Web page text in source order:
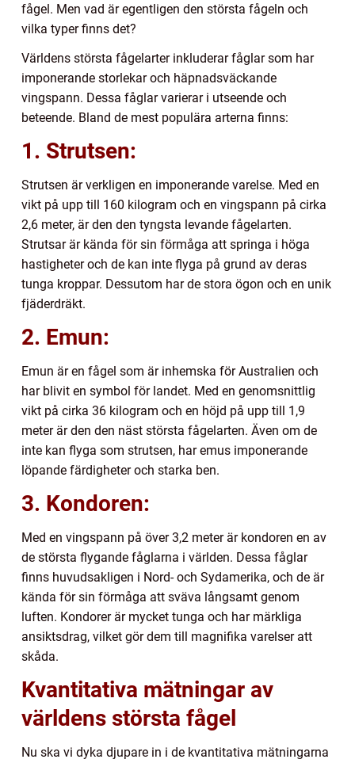
fågel. Men vad är egentligen den största fågeln och
vilka typer finns det?
Världens största fågelarter inkluderar fåglar som har
imponerande storlekar och häpnadsväckande
vingspann. Dessa fåglar varierar i utseende och
beteende. Bland de mest populära arterna finns:
1. Strutsen:
Strutsen är verkligen en imponerande varelse. Med en
vikt på upp till 160 kilogram och en vingspann på cirka
2,6 meter, är den den tyngsta levande fågelarten.
Strutsar är kända för sin förmåga att springa i höga
hastigheter och de kan inte flyga på grund av deras
tunga kroppar. Dessutom har de stora ögon och en unik
fjäderdräkt.
2. Emun:
Emun är en fågel som är inhemska för Australien och
har blivit en symbol för landet. Med en genomsnittlig
vikt på cirka 36 kilogram och en höjd på upp till 1,9
meter är den den näst största fågelarten. Även om de
inte kan flyga som strutsen, har emus imponerande
löpande färdigheter och starka ben.
3. Kondoren:
Med en vingspann på över 3,2 meter är kondoren en av
de största flygande fåglarna i världen. Dessa fåglar
finns huvudsakligen i Nord- och Sydamerika, och de är
kända för sin förmåga att sväva långsamt genom
luften. Kondorer är mycket tunga och har märkliga
ansiktsdrag, vilket gör dem till magnifika varelser att
skåda.
Kvantitativa mätningar av
världens största fågel
Nu ska vi dyka djupare in i de kvantitativa mätningarna